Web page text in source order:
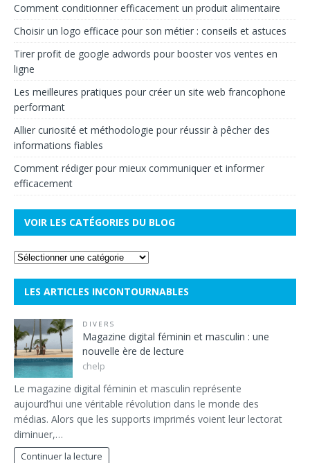
Comment conditionner efficacement un produit alimentaire
Choisir un logo efficace pour son métier : conseils et astuces
Tirer profit de google adwords pour booster vos ventes en
ligne
Les meilleures pratiques pour créer un site web francophone
performant
Allier curiosité et méthodologie pour réussir à pêcher des
informations fiables
Comment rédiger pour mieux communiquer et informer
efficacement
VOIR LES CATÉGORIES DU BLOG
LES ARTICLES INCONTOURNABLES
DIVERS
Magazine digital féminin et masculin : une
nouvelle ère de lecture
chelp
Le magazine digital féminin et masculin représente
aujourd’hui une véritable révolution dans le monde des
médias. Alors que les supports imprimés voient leur lectorat
diminuer,…
Continuer la lecture